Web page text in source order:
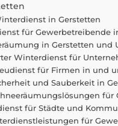
in Gerstetten
für Gewerbetreibende
in Gerstetten und
Winterdienst für
für Firmen in und
und Sauberkeit in
für
für Städte und
für